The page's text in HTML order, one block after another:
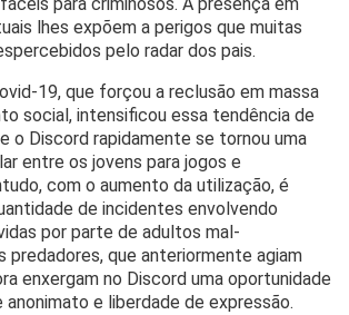
lhes expõem a perigos que muitas
pelo radar dos pais.
19, que forçou a reclusão em massa
social, intensificou essa tendência de
o Discord rapidamente se tornou uma
entre os jovens para jogos e
com o aumento da utilização, é
de incidentes envolvendo
por parte de adultos mal-
predadores, que anteriormente agiam
enxergam no Discord uma oportunidade
anonimato e liberdade de expressão.